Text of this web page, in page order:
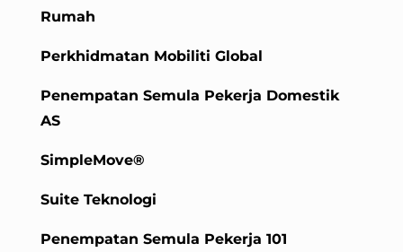
Rumah
Perkhidmatan Mobiliti Global
Penempatan Semula Pekerja Domestik
AS
SimpleMove®
Suite Teknologi
Penempatan Semula Pekerja 101